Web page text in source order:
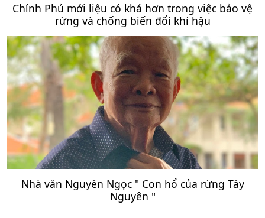
Chính Phủ mới liệu có khá hơn trong việc bảo vệ
rừng và chống biến đổi khí hậu
Nhà văn Nguyên Ngọc " Con hổ của rừng Tây
Nguyên "